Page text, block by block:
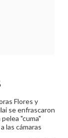
Flores y
se enfrascaron
"cuma"
las cámaras